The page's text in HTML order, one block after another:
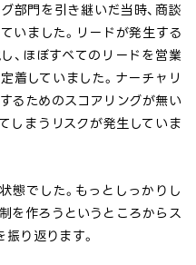
部門を引き継いだ当時、商談
いました。リードが発生する
、ほぼすべてのリードを営業
着していました。ナーチャリ
るためのスコアリングが無い
しまうリスクが発生していま
態でした。もっとしっかりし
を作ろうというところからス
り返ります。